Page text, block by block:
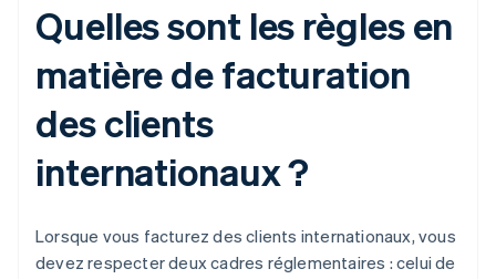
Quelles sont les règles en
matière de facturation
des clients
internationaux ?
Lorsque vous facturez des clients internationaux, vous
devez respecter deux cadres réglementaires : celui de